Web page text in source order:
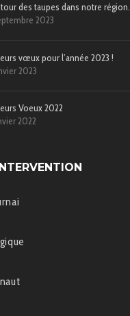
des taupes dans notre région.
2023
vœux pour l’année 2023 !
2023
Voeux 2022
2022